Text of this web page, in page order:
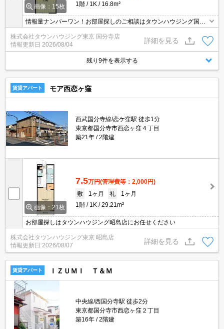
画像：15枚
1階
1K 16.8m²
情報量ナンバーワン！お部屋探しのご相談はタウンハウジング国分
寺店にお任せを！
株式会社タウンハウジング東京 国分寺店
情報更新日 2026/08/04
詳細を見る
残り9件を表示する
賃貸アパート モア西恋ヶ窪
西武国分寺線/恋ケ窪駅 徒歩1分
東京都国分寺市西恋ヶ窪４丁目
築21年
2階建
画像：21枚
7.5万円(管理費等：2,000円)
敷
1ヶ月 礼
1ヶ月
1階
1K 29.21m²
お部屋探しはタウンハウジング昭島店にお任せください
株式会社タウンハウジング東京 昭島店
情報更新日 2026/08/07
詳細を見る
賃貸アパート ＩＺＵＭＩ Ｔ＆Ｍ
中央線/西国分寺駅 徒歩2分
東京都国分寺市西恋ヶ窪２丁目
築16年
2階建